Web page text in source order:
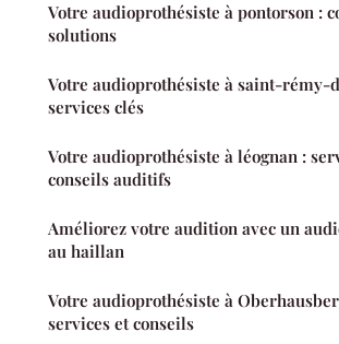
Votre audioprothésiste à pontorson :
solutions
Votre audioprothésiste à saint-rémy-
services clés
Votre audioprothésiste à léognan :
conseils auditifs
Améliorez votre audition avec un
au haillan
Votre audioprothésiste à
services et conseils